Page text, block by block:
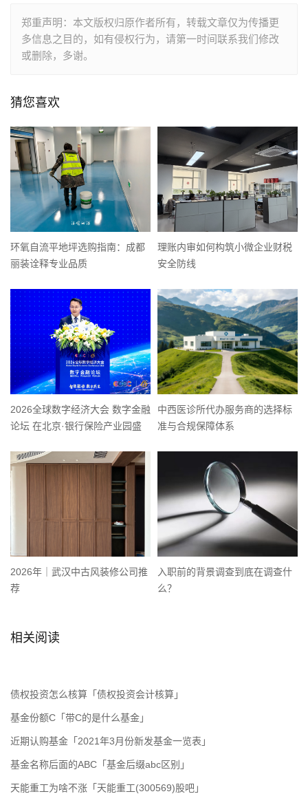
郑重声明：本文版权归原作者所有，转载文章仅为传播更
多信息之目的，如有侵权行为，请第一时间联系我们修改
或删除，多谢。
猜您喜欢
环氧自流平地坪选购指南：成都
丽装诠释专业品质
理账内审如何构筑小微企业财税
安全防线
2026全球数字经济大会 数字金融
论坛 在北京·银行保险产业园盛
中西医诊所代办服务商的选择标
准与合规保障体系
2026年｜武汉中古风装修公司推
荐
入职前的背景调查到底在调查什
么？
相关阅读
债权投资怎么核算「债权投资会计核算」
基金份额C「带C的是什么基金」
近期认购基金「2021年3月份新发基金一览表」
基金名称后面的ABC「基金后缀abc区别」
天能重工为啥不涨「天能重工(300569)股吧」